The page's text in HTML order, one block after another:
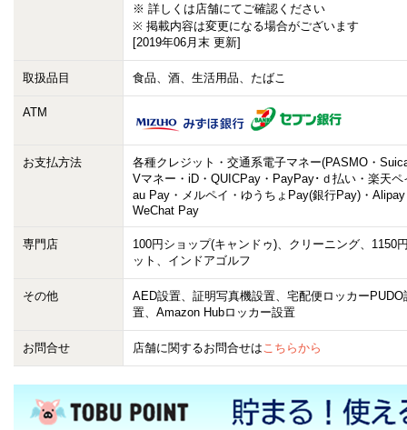
※ 詳しくは店舗にてご確認ください
※ 掲載内容は変更になる場合がございます
[2019年06月末 更新]
取扱品目 食品、酒、生活用品、たばこ
ATM
お支払方法
各種クレジット・交通系電子マネー(PASMO・
Vマネー・iD・QUICPay・PayPay･ｄ払い・楽天ペ
au Pay・メルペイ・ゆうちょPay(銀行Pay)・
WeChat Pay
専門店
100円ショップ(キャンドゥ)、クリーニング、1150
ット、インドアゴルフ
その他
AED設置、証明写真機設置、宅配便ロッカーPUDO
置、Amazon Hubロッカー設置
お問合せ 店舗に関するお問合せはこちらから